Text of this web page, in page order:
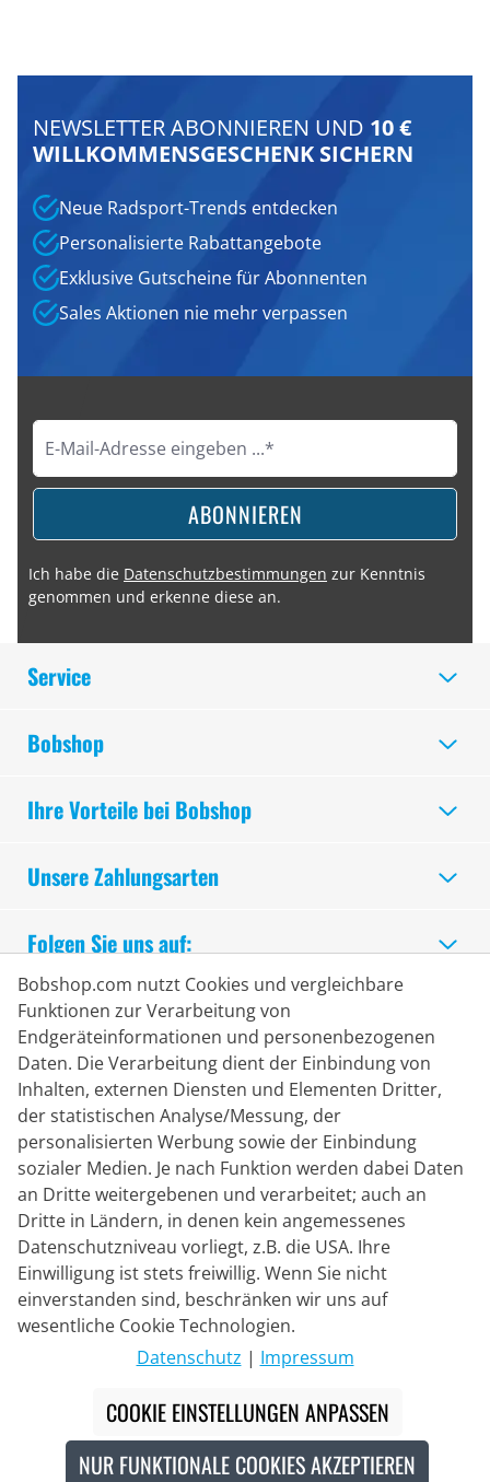
NEWSLETTER ABONNIEREN UND 10 €
WILLKOMMENSGESCHENK SICHERN
Neue Radsport-Trends entdecken
Personalisierte Rabattangebote
Exklusive Gutscheine für Abonnenten
Sales Aktionen nie mehr verpassen
ABONNIEREN
Ich habe die Datenschutzbestimmungen zur Kenntnis
genommen und erkenne diese an.
Service
Bobshop
Ihre Vorteile bei Bobshop
Unsere Zahlungsarten
Livechat
Mo - Fr: 8:30 bis 16:00 (MEZ)
Folgen Sie uns auf:
Sicheres Einkaufen
Lieferpartner
Bobshop.com nutzt Cookies und vergleichbare
Funktionen zur Verarbeitung von
Endgeräteinformationen und personenbezogenen
Daten. Die Verarbeitung dient der Einbindung von
Inhalten, externen Diensten und Elementen Dritter,
der statistischen Analyse/Messung, der
personalisierten Werbung sowie der Einbindung
sozialer Medien. Je nach Funktion werden dabei Daten
an Dritte weitergebenen und verarbeitet; auch an
Dritte in Ländern, in denen kein angemessenes
Datenschutzniveau vorliegt, z.B. die USA. Ihre
Einwilligung ist stets freiwillig. Wenn Sie nicht
einverstanden sind, beschränken wir uns auf
wesentliche Cookie Technologien.
Datenschutz | Impressum
COOKIE EINSTELLUNGEN ANPASSEN
NUR FUNKTIONALE COOKIES AKZEPTIEREN